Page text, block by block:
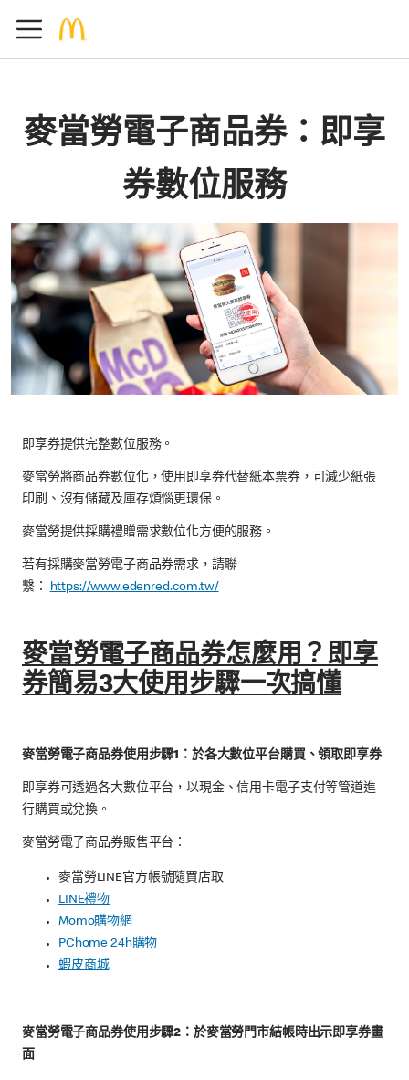
麥當勞電子商品券：即享
券數位服務
即享券提供完整數位服務。
麥當勞將商品券數位化，使用即享券代替紙本票券，可減少紙張
印刷、沒有儲藏及庫存煩惱更環保。
麥當勞提供採購禮贈需求數位化方便的服務。
若有採購麥當勞電子商品券需求，請聯
繫：
https://www.edenred.com.tw/
麥當勞電子商品券怎麼用？即享
券簡易3大使用步驟一次搞懂
麥當勞電子商品券使用步驟1：於各大數位平台購買、領取即享券
即享券可透過各大數位平台，以現金、信用卡電子支付等管道進
行購買或兌換。
麥當勞電子商品券販售平台：
麥當勞LINE官方帳號隨買店取
LINE禮物
Momo購物網
PChome 24h購物
蝦皮商城
麥當勞電子商品券使用步驟2：於麥當勞門市結帳時出示即享券畫
面